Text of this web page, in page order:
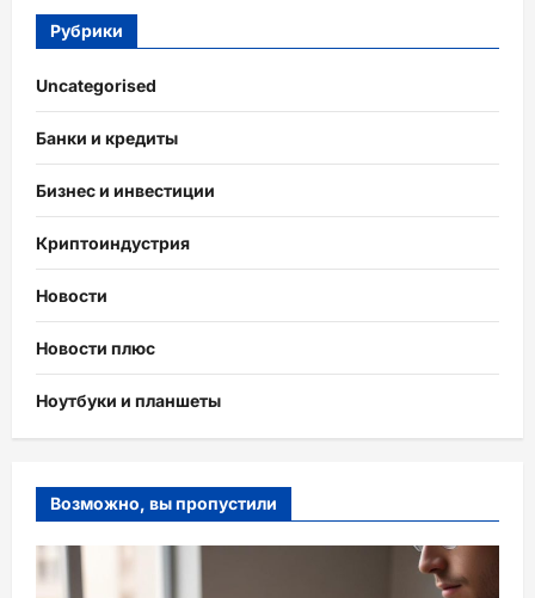
Рубрики
Uncategorised
Банки и кредиты
Бизнес и инвестиции
Криптоиндустрия
Новости
Новости плюс
Ноутбуки и планшеты
Возможно, вы пропустили